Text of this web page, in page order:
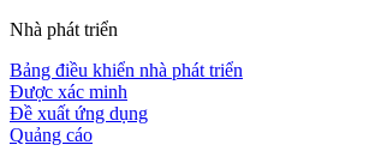
Nhà phát triển
Bảng điều khiển nhà phát triển
Được xác minh
Đề xuất ứng dụng
Quảng cáo